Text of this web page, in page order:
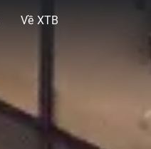
Về XTB